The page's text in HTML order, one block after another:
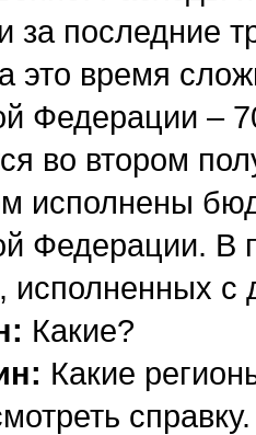
за последние
это время
Федерации –
во втором
исполнены
Федерации. В
исполненных с
Какие?
Какие